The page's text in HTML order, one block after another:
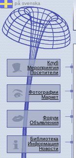
på svenska
Клуб
Мероприятия
Посетители
Фотографии
Маркет
Форум
Объявления
Библиотека
Информация
Новости